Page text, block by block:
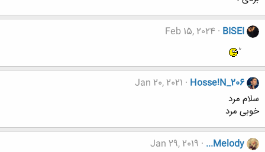
BISEI
Feb 15, 2024
Hosse!N_206
Jan 20, 2021
سلام مرد
خوبی مرد
...Melody
Jan 29, 2019